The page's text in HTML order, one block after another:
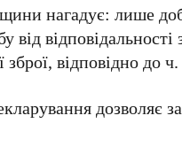
нагадує: лише
від
зброї, відповідно до
дозволяє